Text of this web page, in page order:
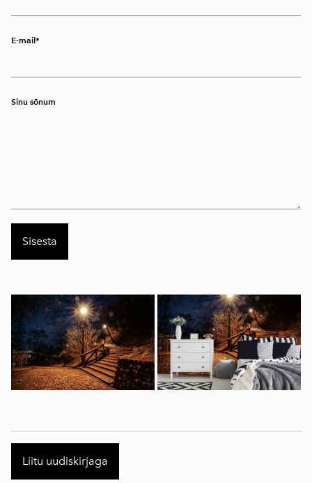
E-mail
Sinu sõnum
Liitu uudiskirjaga